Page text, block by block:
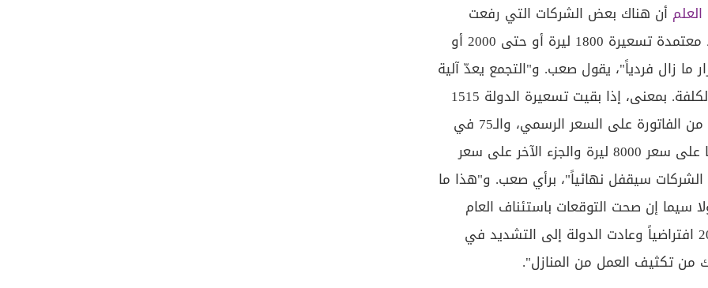
العلم أن هناك بعض الشركات التي رفعت
أسعارها بما يقارب 20 في المئة، معتمدة تسعيرة 1800 ليرة أو حتى 2000 أو
ما زال فردياً"، يقول صعب. و"التجمع يعدّ آلية
جديدة للتسعير مقسمة بحسب الكلفة. بمعنى، إذا بقيت تسعيرة الدولة 1515
سوف يتم احتساب 25 في المئة من الفاتورة على السعر الرسمي، والـ75 في
المئة الباقية سيحتسب جزء منها على سعر 8000 ليرة والجزء الآخر على سعر
سيقفل نهائياً"، برأي صعب. و"هذا ما
سيما إن صحت التوقعات باستئناف العام
الدراسي بعد 9 كانون الثاني 2022 افتراضياً وعادت الدولة إلى التشديد في
من تكثيف العمل من المنازل".